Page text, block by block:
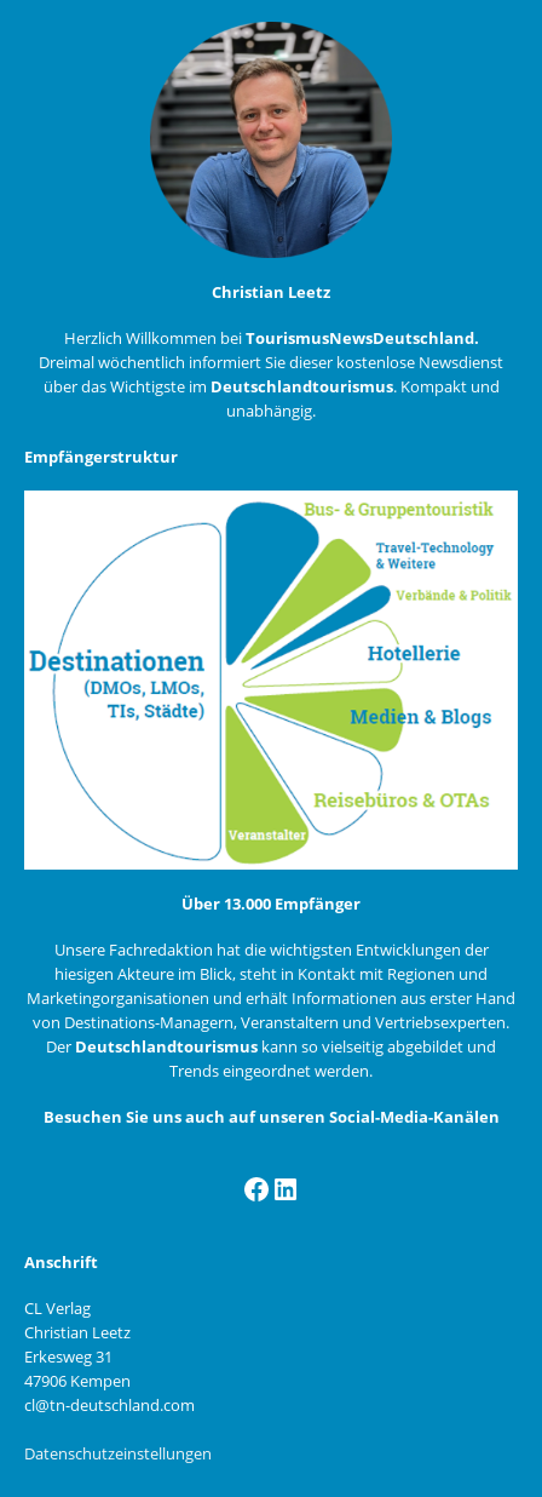
Christian Leetz
Herzlich Willkommen beiTourismusNewsDeutschland.
Dreimal wöchentlich informiert Sie dieser kostenlose Newsdienst
über das Wichtigste im Deutschlandtourismus. Kompakt und
unabhängig.
Empfängerstruktur
Über 13.000 Empfänger
Unsere Fachredaktion hat die wichtigsten Entwicklungen der
hiesigen Akteure im Blick, steht in Kontakt mit Regionen und
Marketingorganisationen und erhält Informationen aus erster Hand
von Destinations-Managern, Veranstaltern und Vertriebsexperten.
Der Deutschlandtourismus kann so vielseitig abgebildet und
Trends eingeordnet werden.
Besuchen Sie uns auch auf unseren Social-Media-Kanälen
Facebook
LinkedIn
Anschrift
CL Verlag
Christian Leetz
Erkesweg 31
47906 Kempen
cl@tn-deutschland.com
Datenschutzeinstellungen